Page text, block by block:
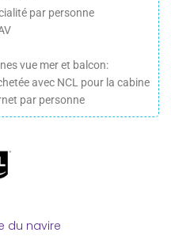
par personne
vue mer et balcon:
avec NCL pour la cabine
par personne
du navire